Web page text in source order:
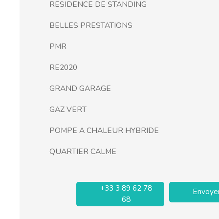
RESIDENCE DE STANDING
BELLES PRESTATIONS
PMR
RE2020
GRAND GARAGE
GAZ VERT
POMPE A CHALEUR HYBRIDE
QUARTIER CALME
+33 3 89 62 78
68